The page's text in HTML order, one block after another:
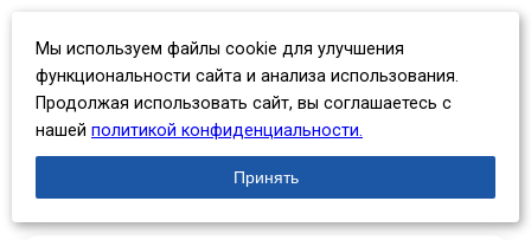
Управленческие практики по
развитию культуры безопасности
Мы используем файлы cookie для улучшения
функциональности сайта и анализа использования.
Продолжая использовать сайт, вы соглашаетесь с
нашей политикой конфиденциальности.
Принять